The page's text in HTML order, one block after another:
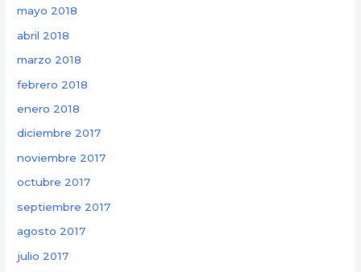
mayo 2018
abril 2018
marzo 2018
febrero 2018
enero 2018
diciembre 2017
noviembre 2017
octubre 2017
septiembre 2017
agosto 2017
julio 2017